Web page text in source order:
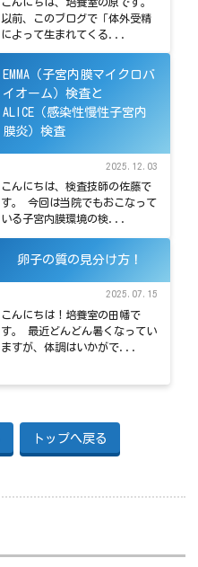
以前、このブログで「体外受精
によって生まれてくる...
EMMA（子宮内膜マイクロバ
イオーム）検査と
ALICE（感染性慢性子宮内
膜炎）検査
2025.12.03
こんにちは、検査技師の佐藤で
す。 今回は当院でもおこなって
いる子宮内膜環境の検...
卵子の質の見分け方！
2025.07.15
こんにちは！培養室の田幡で
す。 最近どんどん暑くなってい
ますが、体調はいかがで...
トップへ戻る